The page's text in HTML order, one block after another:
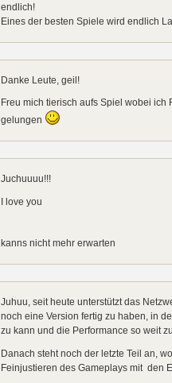
endlich!
Eines der besten Spiele wird endlich
Danke Leute, geil!
Freu mich tierisch aufs Spiel wobei
gelungen
Juchuuuu!!!
I love you
kanns nicht mehr erwarten
Juhuu, seit heute unterstützt das
noch eine Version fertig zu haben, in
zu kann und die Performance so weit
Danach steht noch der letzte Teil an,
Feinjustieren des Gameplays mit den